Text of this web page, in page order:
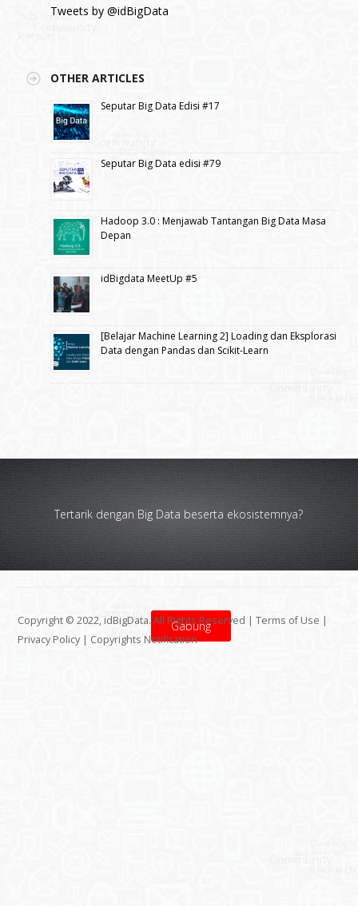
Tweets by @idBigData
OTHER ARTICLES
Seputar Big Data Edisi #17
Seputar Big Data edisi #79
Hadoop 3.0 : Menjawab Tantangan Big Data Masa
Depan
idBigdata MeetUp #5
[Belajar Machine Learning 2] Loading dan Eksplorasi
Data dengan Pandas dan Scikit-Learn
Tertarik dengan Big Data beserta ekosistemnya?
Gabung
Copyright © 2022, idBigData. All Rights Reserved |Terms of Use |
Privacy Policy | Copyrights Notification